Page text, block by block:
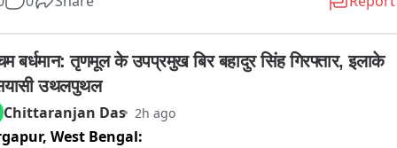
লিখিত অভিযোগ জমা দেওয়ার পাশাপাশি প্রশাসনের হস্তক্ষেপের দাবি জানিয়েছেন
বিজেপি কর্মী রোহিত দে জানান, এলাকাবাসীর অভিযোগের ভিত্তিতেই তাঁরা পুরসভায়
জমা দিয়েছেন। তাঁর দাবি, নির্মাণসামগ্রী মাসের পর মাস রাস্তার উপর পড়ে থাকায়
কার্যত সরু হয়ে গিয়েছে। বর্ষাকালে বালি ও অন্যান্য সামগ্রী নিকাশি ব্যবস্থা আটকে
ফলে জল জমার সমস্যাও বাড়ছে। রাতের অন্ধকারে ভারী ডাম্পার ও লরিতে মালপত্র
ফলে রাস্তারও ক্ষতি হচ্ছে বলে অভিযোগ করেন তিনি। প্রশাসনের তরফে প্রয়োজনীয়
बर्धमान: तृणमूल के उपप्रमुख बिर बहादुर सिंह गिरफ्तार, इलाके
उथलपुथल
Chittaranjan Das 2h ago
West Bengal: